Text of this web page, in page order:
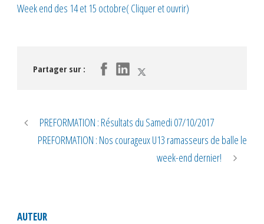
Week end des 14 et 15 octobre( Cliquer et ouvrir)
Partager sur :
PREFORMATION : Résultats du Samedi 07/10/2017
PREFORMATION : Nos courageux U13 ramasseurs de balle le
week-end dernier!
AUTEUR